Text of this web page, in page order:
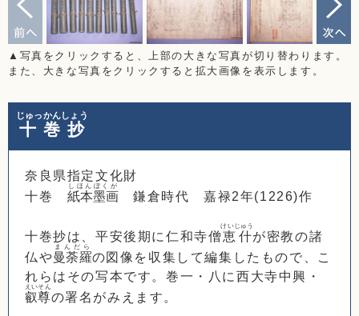
▲写真をクリックすると、上部の大きな写真が切り替わります。
また、大きな写真をクリックすると拡大画像を表示します。
十巻抄
じゅっかんしょう
奈良県指定文化財
十巻 紙本墨画
しほんぼくが
鎌倉時代 嘉禄2年(1226)作
十巻抄は、平安後期に仁和寺僧恵什
けいじゅう
が密教の諸
仏や曼荼羅
まんだら
の図像を収集して編集したもので、こ
れらはその写本です。巻一・八に西大寺中興・
叡尊
えいそん
の署名がみえます。